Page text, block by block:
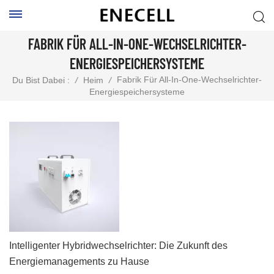
FABRIK FÜR ALL-IN-ONE-WECHSELRICHTER-
ENERGIESPEICHERSYSTEME
Du Bist Dabei : / Heim /
Fabrik Für All-In-One-Wechselrichter-
Energiespeichersysteme
Intelligenter Hybridwechselrichter: Die Zukunft des
Energiemanagements zu Hause